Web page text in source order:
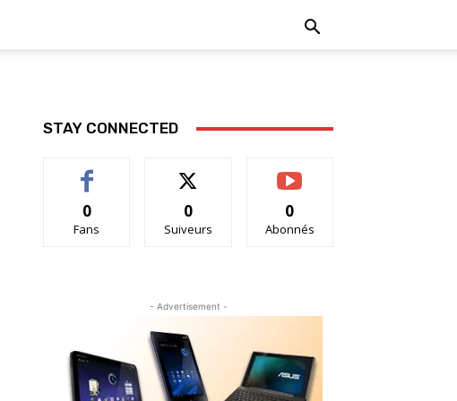
STAY CONNECTED
0
Fans
0
Suiveurs
0
Abonnés
- Advertisement -